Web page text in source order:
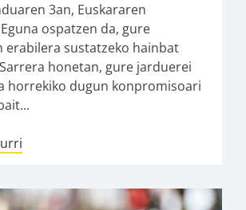
3an, Euskararen
ospatzen da, gure
erabilera sustatzeko hainbat
honetan, gure jarduerei
horrekiko dugun konpromisoari